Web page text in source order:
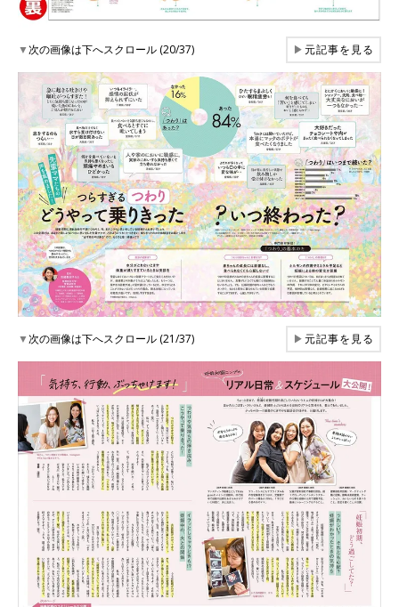
▼次の画像は下へスクロール (20/37) ▶元記事を見る
▼次の画像は下へスクロール (21/37) ▶元記事を見る